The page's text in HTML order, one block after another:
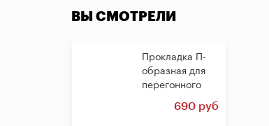
ВЫ СМОТРЕЛИ
Прокладка П-
образная для
перегонного
куба, 37 литров
690 руб